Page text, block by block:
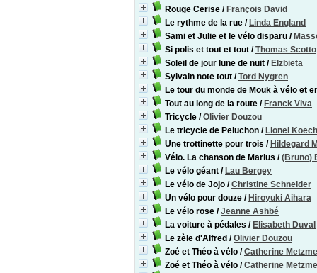
Rouge Cerise / François David
Le rythme de la rue / Linda England
Sami et Julie et le vélo disparu /
Si polis et tout et tout /Thomas Scotto
Soleil de jour lune de nuit / Elzbieta
Sylvain note tout /Tord Nygren
Le tour du monde de Mouk à vélo et
Tout au long de la route / Franck Viva
Tricycle /Olivier Douzou
Le tricycle de Peluchon / Lionel
Une trottinette pour trois / Hildegard
Vélo. La chanson de Marius /(Bruno)
Le vélo géant / Lau Bergey
Le vélo de Jojo /Christine Schneider
Un vélo pour douze / Hiroyuki Aihara
Le vélo rose /Jeanne Ashbé
La voiture à pédales / Elisabeth Duval
Le zèle d'Alfred /Olivier Douzou
Zoé et Théo à vélo /Catherine
Zoé et Théo à vélo /Catherine